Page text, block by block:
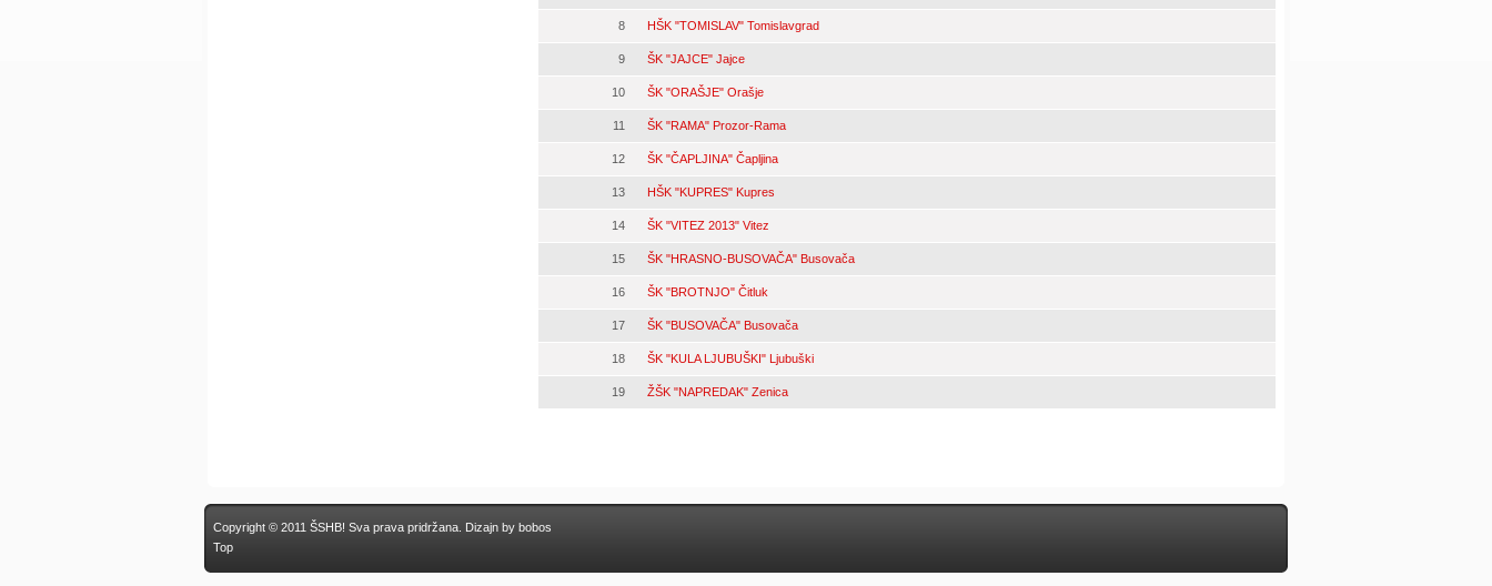
8 HŠK "TOMISLAV" Tomislavgrad
9 ŠK "JAJCE" Jajce
10 ŠK "ORAŠJE" Orašje
11 ŠK "RAMA" Prozor-Rama
12 ŠK "ČAPLJINA" Čapljina
13 HŠK "KUPRES" Kupres
14 ŠK "VITEZ 2013" Vitez
15 ŠK "HRASNO-BUSOVAČA" Busovača
16 ŠK "BROTNJO" Čitluk
17 ŠK "BUSOVAČA" Busovača
18 ŠK "KULA LJUBUŠKI" Ljubuški
19 ŽŠK "NAPREDAK" Zenica
Copyright © 2011 ŠSHB! Sva prava pridržana. Dizajn by bobos
Top